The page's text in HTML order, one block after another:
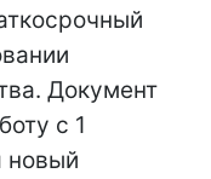
Документ
с 1
новый